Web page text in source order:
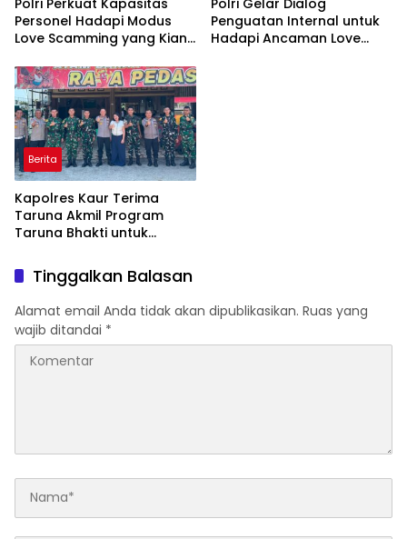
Polri Perkuat Kapasitas
Personel Hadapi Modus
Love Scamming yang Kian
Polri Gelar Dialog
Penguatan Internal untuk
Hadapi Ancaman Love
Berita
Kapolres Kaur Terima
Taruna Akmil Program
Taruna Bhakti untuk
Rakyat Kabupaten Kaur
Tinggalkan Balasan
Alamat email Anda tidak akan dipublikasikan. Ruas yang
wajib ditandai *